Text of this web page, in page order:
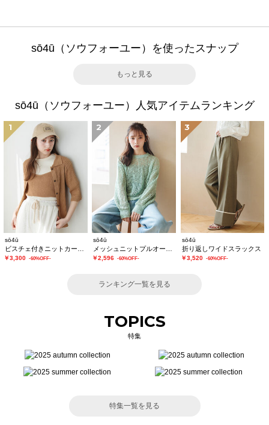
sō4ū（ソウフォーユー）を使ったスナップ
もっと見る
sō4ū（ソウフォーユー）人気アイテムランキング
1
sō4ū
￥3,300 -60%OFF-
2
sō4ū
￥2,596 -60%OFF-
3
sō4ū
折り返しワイドスラックス
￥3,520 -60%OFF-
ランキング一覧を見る
TOPICS
特集
特集一覧を見る